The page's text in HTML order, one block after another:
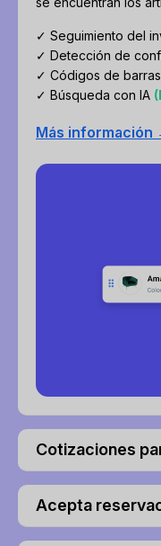
✓ Seguimiento del
✓ Detección de
✓ Códigos de barras
✓ Búsqueda con IA
Más información
Cotizaciones
Acepta